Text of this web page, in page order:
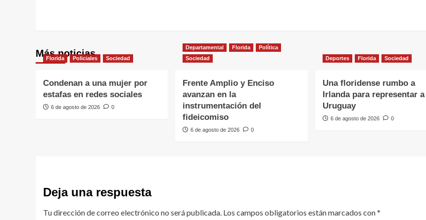
Más noticias
Florida Policiales Sociedad
Condenan a una mujer por
estafas en redes sociales
6 de agosto de 2026 0
Departamental Florida
Política
Sociedad
Frente Amplio y Enciso
avanzan en la
instrumentación del
fideicomiso
6 de agosto de 2026 0
Deportes Florida Sociedad
Una floridense rumbo a
Irlanda para representar a
Uruguay
6 de agosto de 2026 0
Deja una respuesta
Tu dirección de correo electrónico no será publicada. Los campos obligatorios están marcados con*